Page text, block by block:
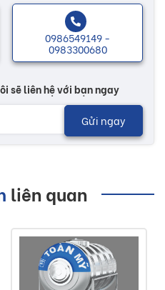
ứng dụng lên sản phẩm
bảo được độ bền và tính
thêm nhiều sự lựa chọn tùy
sản phẩm bồn nước được
gian như nhà ở, nhà hàng,
xem có thể khác 2/10 so
hình và ánh sáng.
Vận chuyển và Khuyến
0986549149 -
0983300680
sẽ liên hệ với bạn ngay
Gửi ngay
liên quan